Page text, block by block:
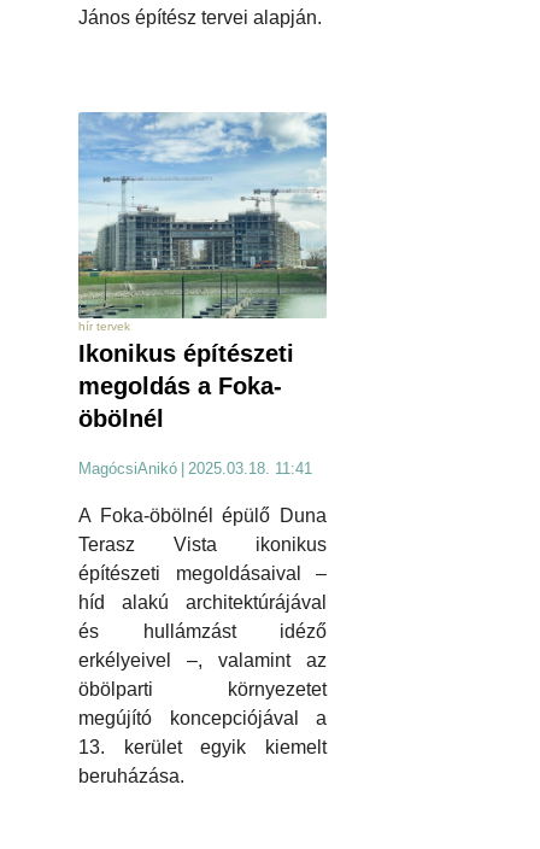
János építész tervei alapján.
hír tervek
Ikonikus építészeti
megoldás a Foka-
öbölnél
MagócsiAnikó 2025.03.18. 11:41
A Foka-öbölnél épülő Duna
Terasz Vista ikonikus
építészeti megoldásaival –
híd alakú architektúrájával
és hullámzást idéző
erkélyeivel –, valamint az
öbölparti környezetet
megújító koncepciójával a
13. kerület egyik kiemelt
beruházása.